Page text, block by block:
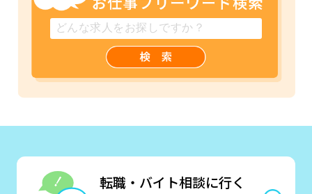
転職・バイト相談に行く